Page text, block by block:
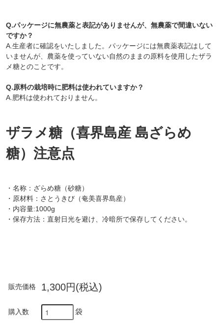
Q.パッケージに無農薬と表記がありませんが、無農薬で間違いない
ですか？
A.生産者に確認をいたしました。パッケージには無農薬表記はして
いませんが、農薬を使っていない自然のままの原料を使用したザラ
メ糖とのことです。
Q.原料の栽培時に肥料は使われていますか？
A.肥料は使われておりません。
ザラメ糖（喜界島産 島ざらめ
糖）注意点
・名称：ざらめ糖（砂糖）
・原材料：さとうきび（奄美喜界島産）
・内容量:1000g
・保存方法：直射日光を避け、冷暗所で保存してください。
販売価格 1,300円(税込)
購入数 袋